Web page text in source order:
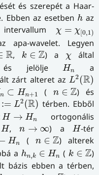
és szerepét a Haar-
Ebben az esetben h
haz
intervallum χ = χ[0,1)
χ =χ [0,1)
apa-wavelet. Legyen
R
R , k ∈ Z
k ∈Z ) a χ
χ által
és jelöljeHn
Hn
a
zárt alteret azL2(R)
L2(R)
n ⊂ Hn+1
⊂Hn+ ( n ∈ Z
n ∈Z ) és
:= L2(R)
L2(R)
térben. Ebből
H → Hn
H→ H n
ortogonális
H,n → ∞
n →∞ ) a H
H-tér
Hn
n ( n ∈ Z
n ∈Z ) alterek
a hn,k ∈ Hn
hn k∈ Hn ( k ∈ Z
k ∈Z )
bázis ebben a térben,